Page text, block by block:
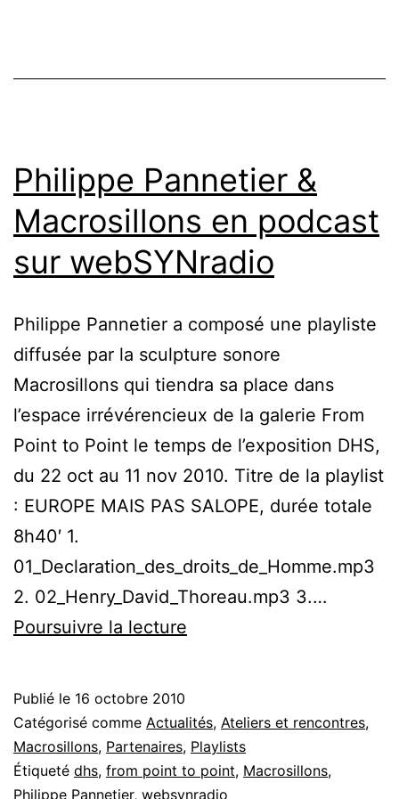
Philippe Pannetier &
Macrosillons en podcast
sur webSYNradio
Philippe Pannetier a composé une playliste
diffusée par la sculpture sonore
Macrosillons qui tiendra sa place dans
l’espace irrévérencieux de la galerie From
Point to Point le temps de l’exposition DHS,
du 22 oct au 11 nov 2010. Titre de la playlist
: EUROPE MAIS PAS SALOPE, durée totale
8h40′ 1.
01_Declaration_des_droits_de_Homme.mp3
2. 02_Henry_David_Thoreau.mp3 3.…
Poursuivre la lecture
Macrosillons
en
podcast
Publié le 16 octobre 2010
Catégorisé comme Actualités, Ateliers et rencontres,
Macrosillons, Partenaires, Playlists
Étiqueté dhs, from point to point, Macrosillons,
Philippe Pannetier, websynradio